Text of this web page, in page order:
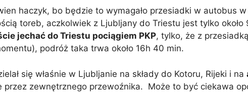
haczyk, bo będzie to wymagało przesiadki w autobus
toreb, aczkolwiek z Ljubljany do Triestu jest tylko około
jechać do Triestu pociągiem PKP, tylko, że z
podróż taka trwa około 16h 40 min.
się właśnie w Ljubljanie na składy do Kotoru, Rijeki i na
zewnętrznego przewoźnika. Może to być ciekawa